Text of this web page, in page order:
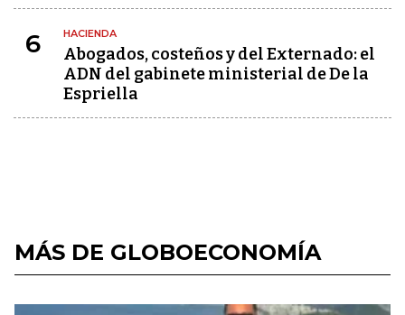
6 HACIENDA
Abogados, costeños y del Externado: el
ADN del gabinete ministerial de De la
Espriella
MÁS DE GLOBOECONOMÍA